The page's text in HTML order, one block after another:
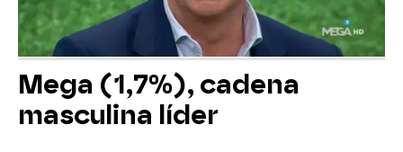
Mega (1,7%), cadena
masculina líder